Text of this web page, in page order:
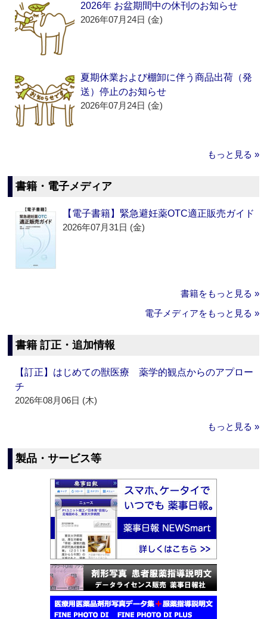
2026年 お盆期間中の休刊のお知らせ
2026年07月24日 (金)
夏期休業および棚卸に伴う商品出荷（発
送）停止のお知らせ
2026年07月24日 (金)
もっと見る »
書籍・電子メディア
【電子書籍】緊急避妊薬OTC適正販売ガイド
2026年07月31日 (金)
書籍をもっと見る »
電子メディアをもっと見る »
書籍 訂正・追加情報
【訂正】はじめての獣医療 薬学的観点からのアプロー
チ
2026年08月06日 (木)
もっと見る »
製品・サービス等